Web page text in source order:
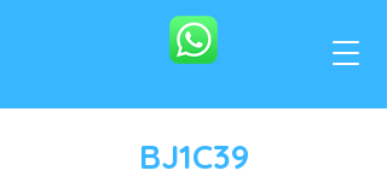
BJ1C39